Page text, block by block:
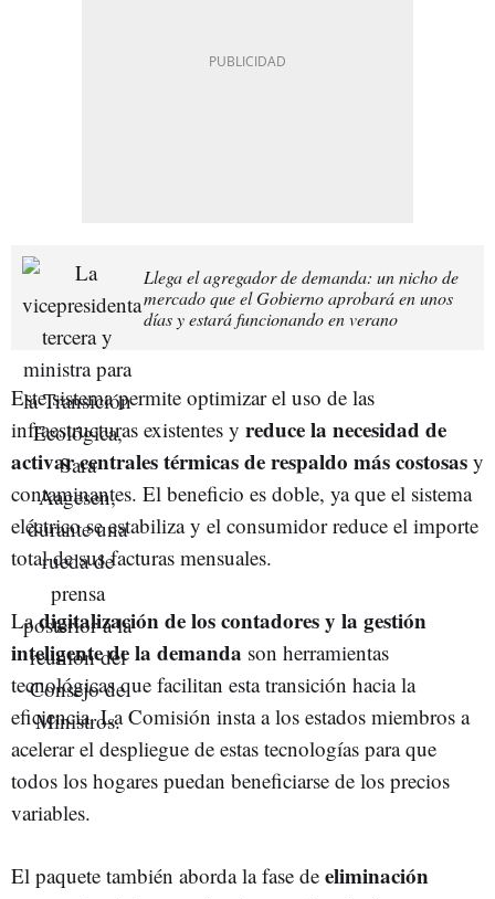
Llega el agregador de demanda: un nicho de
mercado que el Gobierno aprobará en unos
días y estará funcionando en verano
Este sistema permite optimizar el uso de las
infraestructuras existentes y reduce la necesidad de
activar centrales térmicas de respaldo más costosas y
contaminantes. El beneficio es doble, ya que el sistema
eléctrico se estabiliza y el consumidor reduce el importe
total de sus facturas mensuales.
Ladigitalización de los contadores y la gestión
inteligente de la demanda son herramientas
tecnológicas que facilitan esta transición hacia la
eficiencia. La Comisión insta a los estados miembros a
acelerar el despliegue de estas tecnologías para que
todos los hogares puedan beneficiarse de los precios
variables.
El paquete también aborda la fase de eliminación